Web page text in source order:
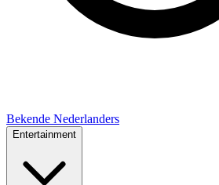
Bekende Nederlanders
Entertainment